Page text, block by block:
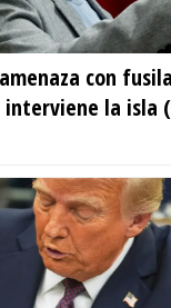
con
interviene la isla